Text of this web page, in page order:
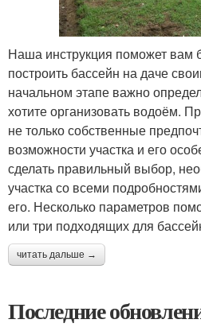
Наша инструкция поможет вам
построить бассейн на даче
начальном этапе важно
хотите организовать водоём.
не только собственные
возможности участка и его
сделать правильный выбор,
участка со всеми
его. Несколько параметров
или три подходящих для
читать дальше →
Последние